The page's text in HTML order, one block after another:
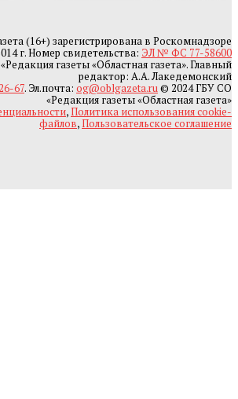
(16+) зарегистрирована в Роскомнадзоре
г. Номер свидетельства: ЭЛ № ФС 77-58600
газеты «Областная газета». Главный
редактор: А.А. Лакедемонский
67. Эл.почта: og@oblgazeta.ru© 2024 ГБУ СО
«Редакция газеты «Областная газета»
,Политика использования cookie-
файлов,Пользовательское соглашение